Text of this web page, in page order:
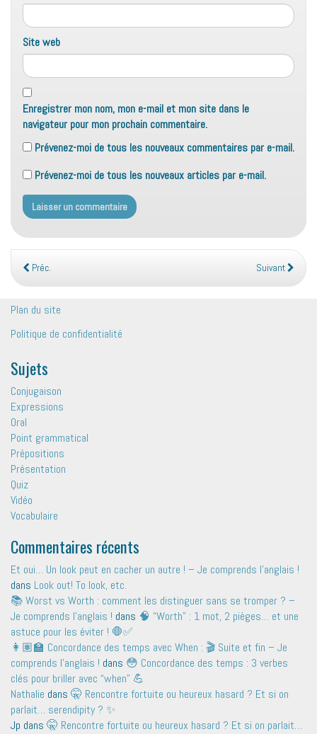
Site web
Enregistrer mon nom, mon e-mail et mon site dans le
navigateur pour mon prochain commentaire.
Prévenez-moi de tous les nouveaux commentaires par e-mail.
Prévenez-moi de tous les nouveaux articles par e-mail.
Préc. Suivant
Plan du site
Politique de confidentialité
Sujets
Conjugaison
Expressions
Oral
Point grammatical
Prépositions
Présentation
Quiz
Vidéo
Vocabulaire
Commentaires récents
Et oui… Un look peut en cacher un autre ! – Je comprends l'anglais !
dans Look out! To look, etc.
📚 Worst vs Worth : comment les distinguer sans se tromper ? –
Je comprends l'anglais ! dans 🧠 “Worth” : 1 mot, 2 pièges… et une
astuce pour les éviter ! 🛑✅
👩🏽‍🏫 Concordance des temps avec When : 🎬 Suite et fin – Je
comprends l'anglais ! dans 😳 Concordance des temps : 3 verbes
clés pour briller avec “when” 💪
Nathalie dans 🤫 Rencontre fortuite ou heureux hasard ? Et si on
parlait… serendipity ? ✨
Jp dans 🤫 Rencontre fortuite ou heureux hasard ? Et si on parlait…